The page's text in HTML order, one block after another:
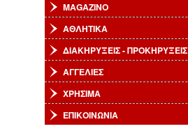
MAGAZINO
ΑΘΛΗΤΙΚΑ
ΔΙΑΚΗΡΥΞΕΙΣ - ΠΡΟΚΗΡΥΞΕΙΣ
ΑΓΓΕΛΙΕΣ
ΧΡΗΣΙΜΑ
ΕΠΙΚΟΙΝΩΝΙΑ